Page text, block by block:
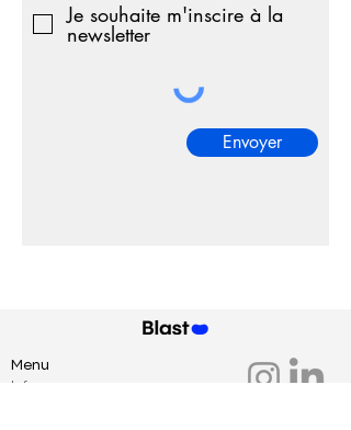
Je souhaite m'inscire à la
newsletter
Envoyer
Menu
Infos